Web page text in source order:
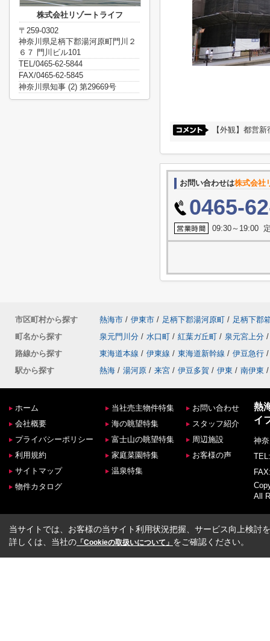
【外観】都営
お問い合わせは株式会社
0465-
09:30～19:00
株式会社リゾートライフ
〒259-0302
神奈川県足柄下郡湯河原町門川２
６７ 門川ビル101
TEL/0465-62-5844
FAX/0465-62-5845
神奈川県知事 (2) 第29669号
市区町村から探す 熱海市 / 伊東市 / 足柄下郡湯河原町 / 足柄下郡
町名から探す
泉元門川分 / 水口町 / 紅葉ガ丘町 / 泉元宮上分 /
路線から探す
東海道本線 / 伊東線 / 東海道新幹線 / 伊豆急行 /
駅から探す
熱海 / 湯河原 / 来宮 / 伊豆多賀 / 伊東 / 南伊東 /
ホーム
会社概要
プライバシーポリシー
利用規約
サイトマップ
物件カタログ
当社売主物件特集
海の眺望特集
富士山の眺望特集
家庭菜園特集
温泉特集
お問い合わせ
スタッフ紹介
周辺施設
お客様の声
熱
イ
神
All
当サイトでは、お客様の当サイト利用状況把握、サービス向上検討
詳しくは、当社の 「Cookieの取扱いについて」 をご確認ください。